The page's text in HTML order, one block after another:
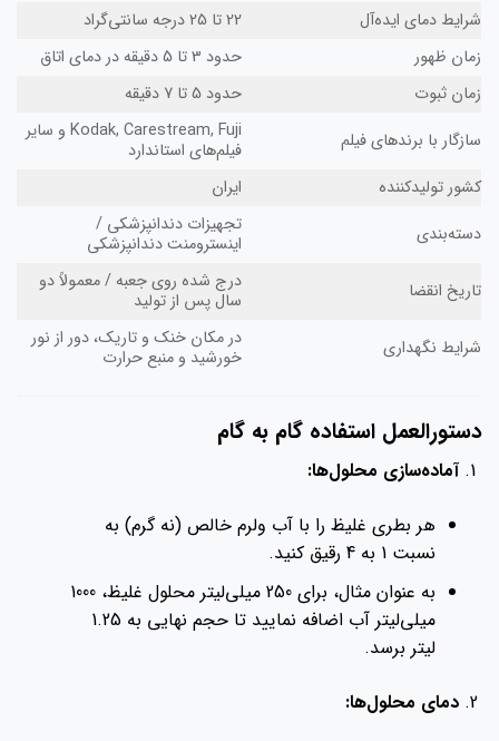
شرایط دمای ایده‌آل
22 تا 25 درجه سانتی‌گراد
زمان ظهور
حدود 3 تا 5 دقیقه در دمای اتاق
زمان ثبوت
حدود 5 تا 7 دقیقه
سازگار با برندهای فیلم
Kodak, Carestream, Fuji و سایر
فیلم‌های استاندارد
کشور تولیدکننده
ایران
دسته‌بندی
تجهیزات دندانپزشکی /
اینسترومنت دندانپزشکی
تاریخ انقضا
درج شده روی جعبه / معمولاً دو
سال پس از تولید
شرایط نگهداری
در مکان خنک و تاریک، دور از نور
خورشید و منبع حرارت
دستورالعمل استفاده گام به گام
آماده‌سازی محلول‌ها:
هر بطری غلیظ را با آب ولرم خالص (نه گرم) به
نسبت 1 به 4 رقیق کنید.
به عنوان مثال، برای 250 میلی‌لیتر محلول غلیظ، 1000
میلی‌لیتر آب اضافه نمایید تا حجم نهایی به 1.25
لیتر برسد.
دمای محلول‌ها: